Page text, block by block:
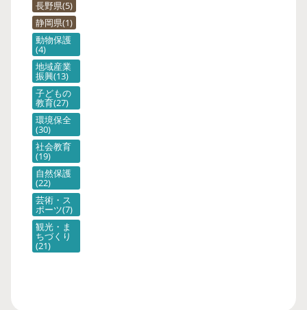
長野県 5
静岡県 1
動物保護
4
地域産業
振興 13
子どもの
教育 27
環境保全
30
社会教育
19
自然保護
22
芸術・ス
ポーツ 7
観光・ま
ちづくり
21